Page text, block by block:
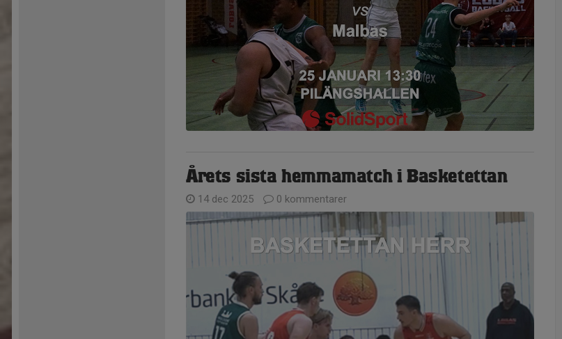
Årets sista hemmamatch i Basketettan
14 dec 2025 0 kommentarer